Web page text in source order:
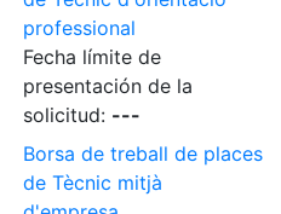
professional
Fecha límite de
presentación de la
solicitud: ---
Borsa de treball de places
de Tècnic mitjà